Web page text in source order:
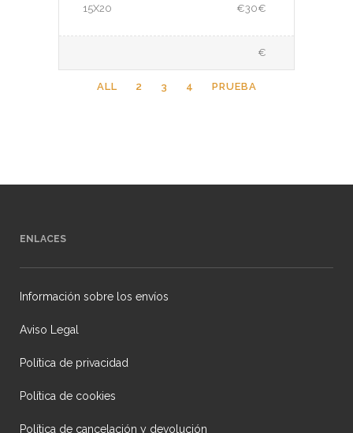
15X20 €30€
€
ALL 2 3 4 PRUEBA
ENLACES
Información sobre los envíos
Aviso Legal
Política de privacidad
Política de cookies
Política de cancelación y devolución